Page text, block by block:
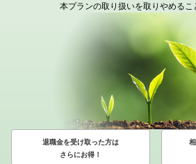
本プランの取り扱いを取りやめるこ
退職金を受け取った方は
さらにお得！